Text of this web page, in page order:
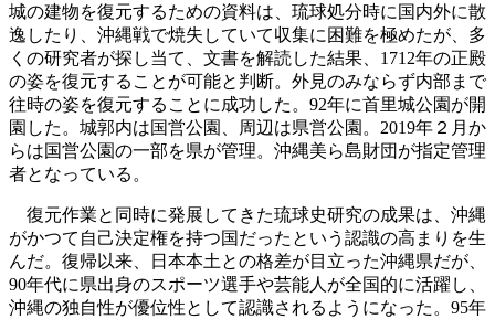
城の建物を復元するための資料は、琉球処分時に国内外に散
逸したり、沖縄戦で焼失していて収集に困難を極めたが、多
くの研究者が探し当て、文書を解読した結果、1712年の正殿
の姿を復元することが可能と判断。外見のみならず内部まで
往時の姿を復元することに成功した。92年に首里城公園が開
園した。城郭内は国営公園、周辺は県営公園。2019年２月か
らは国営公園の一部を県が管理。沖縄美ら島財団が指定管理
者となっている。
復元作業と同時に発展してきた琉球史研究の成果は、沖縄
がかつて自己決定権を持つ国だったという認識の高まりを生
んだ。復帰以来、日本本土との格差が目立った沖縄県だが、
90年代に県出身のスポーツ選手や芸能人が全国的に活躍し、
沖縄の独自性が優位性として認識されるようになった。95年